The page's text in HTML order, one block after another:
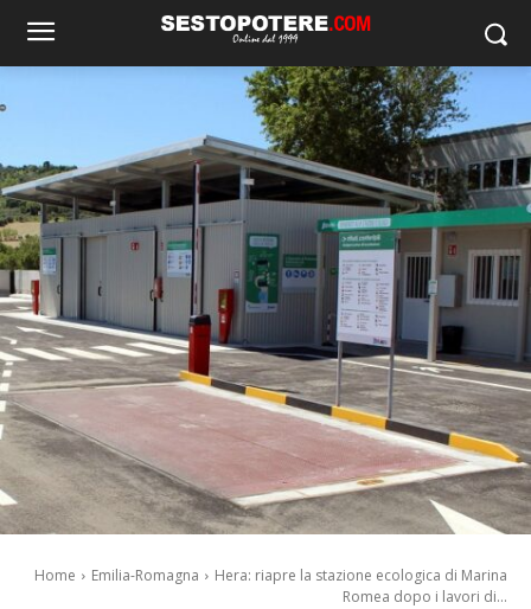
Home Emilia-Romagna
Hera: riapre la stazione ecologica di Marina
Romea dopo i lavori di...